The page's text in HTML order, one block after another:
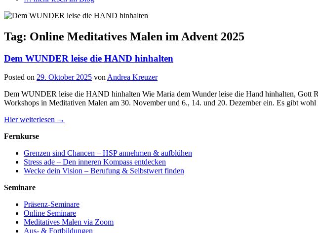
Tag: Online Meditatives Malen im Advent 2025
Dem WUNDER leise die HAND hinhalten
Posted on 29. Oktober 2025 von Andrea Kreuzer
Dem WUNDER leise die HAND hinhalten Wie Maria dem Wunder leise die Hand hinhalten, Gott
Workshops in Meditativen Malen am 30. November und 6., 14. und 20. Dezember ein. Es gibt
Hier weiterlesen →
Fernkurse
Grenzen sind Chancen – HSP annehmen & aufblühen
Stress ade – Den inneren Kompass entdecken
Wecke dein Vision – Berufung & Selbstwert finden
Seminare
Präsenz-Seminare
Online Seminare
Meditatives Malen via Zoom
Aus- & Fortbildungen